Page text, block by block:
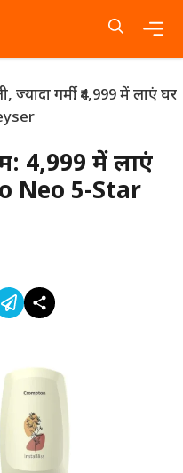
गर्मी: ₹4,999 में लाएं घर
₹4,999 में लाएं
Neo 5-Star